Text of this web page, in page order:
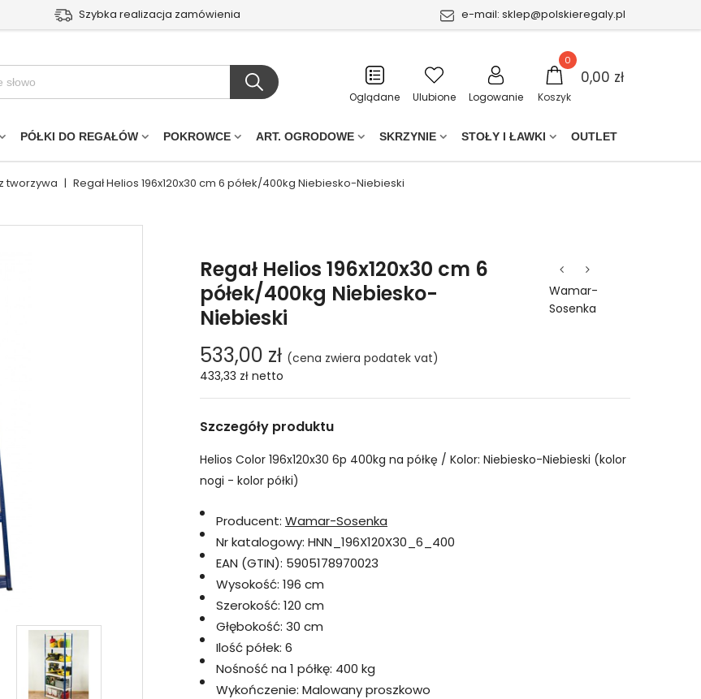
Szybka realizacja zamówienia e-mail: sklep@polskieregaly.pl
Oglądane Ulubione Logowanie Koszyk
0
0,00 zł
PÓŁKI DO REGAŁÓW POKROWCE ART. OGRODOWE SKRZYNIE STOŁY I ŁAWKI OUTLET
tworzywa | Regał Helios 196x120x30 cm 6 półek/400kg Niebiesko-Niebieski
Regał Helios 196x120x30 cm 6
półek/400kg Niebiesko-
Niebieski
Wamar-
Sosenka
533,00 zł (cena zwiera podatek vat)
433,33 zł netto
Szczegóły produktu
Helios Color 196x120x30 6p 400kg na półkę / Kolor: Niebiesko-Niebieski (kolor
nogi - kolor półki)
Producent: Wamar-Sosenka
Nr katalogowy: HNN_196X120X30_6_400
EAN (GTIN): 5905178970023
Wysokość: 196 cm
Szerokość: 120 cm
Głębokość: 30 cm
Ilość półek: 6
Nośność na 1 półkę: 400 kg
Wykończenie: Malowany proszkowo